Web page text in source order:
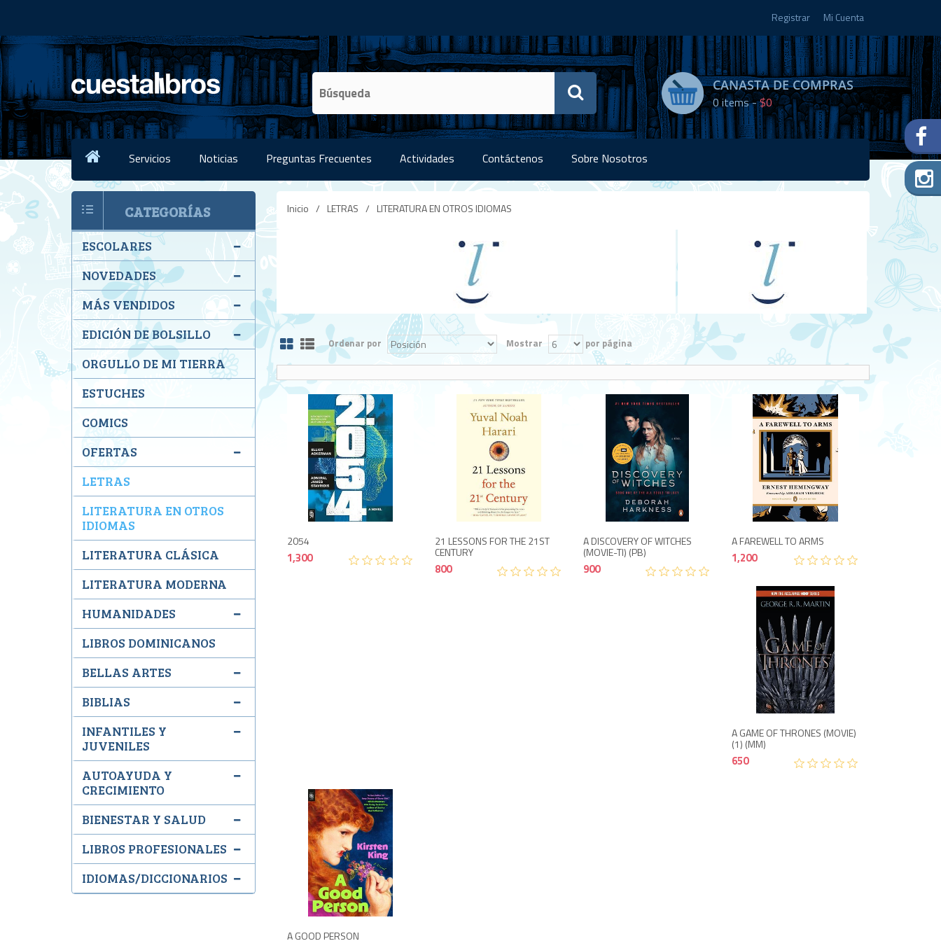
Registrar Mi Cuenta
CANASTA DE COMPRAS
0items -$0
Servicios Noticias Preguntas Frecuentes Actividades Contáctenos Sobre Nosotros
Inicio / LETRAS / LITERATURA EN OTROS IDIOMAS
Ordenar por Mostrar por página
2054
1,300
21 LESSONS FOR THE 21ST
CENTURY
800
A DISCOVERY OF WITCHES
(MOVIE-TI) (PB)
900
A FAREWELL TO ARMS
1,200
A GAME OF THRONES (MOVIE)
(1) (MM)
650
A GOOD PERSON
CATEGORÍAS
ESCOLARES
NOVEDADES
MÁS VENDIDOS
EDICIÓN DE BOLSILLO
ORGULLO DE MI TIERRA
ESTUCHES
COMICS
OFERTAS
LETRAS
LITERATURA EN OTROS
IDIOMAS
LITERATURA CLÁSICA
LITERATURA MODERNA
HUMANIDADES
LIBROS DOMINICANOS
BELLAS ARTES
BIBLIAS
INFANTILES Y
JUVENILES
AUTOAYUDA Y
CRECIMIENTO
BIENESTAR Y SALUD
LIBROS PROFESIONALES
IDIOMAS/DICCIONARIOS